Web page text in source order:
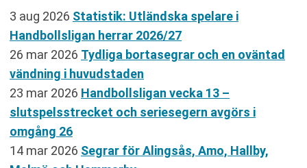
3 aug 2026 Statistik: Utländska spelare i
Handbollsligan herrar 2026/27
26 mar 2026 Tydliga bortasegrar och en oväntad
vändning i huvudstaden
23 mar 2026 Handbollsligan vecka 13 –
slutspelsstrecket och seriesegern avgörs i
omgång 26
14 mar 2026 Segrar för Alingsås, Amo, Hallby,